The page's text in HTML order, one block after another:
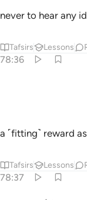
never to hear any
Tafsirs Lessons
78:36
a ˹fitting˺ reward
Tafsirs Lessons
78:37